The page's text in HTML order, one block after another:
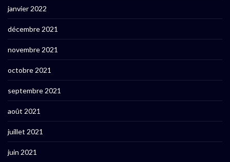
janvier 2022
décembre 2021
novembre 2021
octobre 2021
septembre 2021
août 2021
juillet 2021
juin 2021